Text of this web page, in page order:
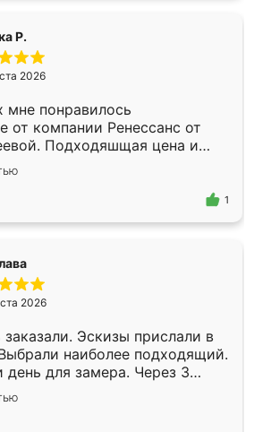
Р.
2026
мне понравилось
от компании Ренессанс от
Подходяшщая цена и
изготовления. Приехавший
Владислав
моему эскизу самый
1
2026
заказали. Эскизы прислали в
наиболее подходящий.
день для замера. Через 3
была уже готова. Остались
Спасибо Ренессанс
работу!